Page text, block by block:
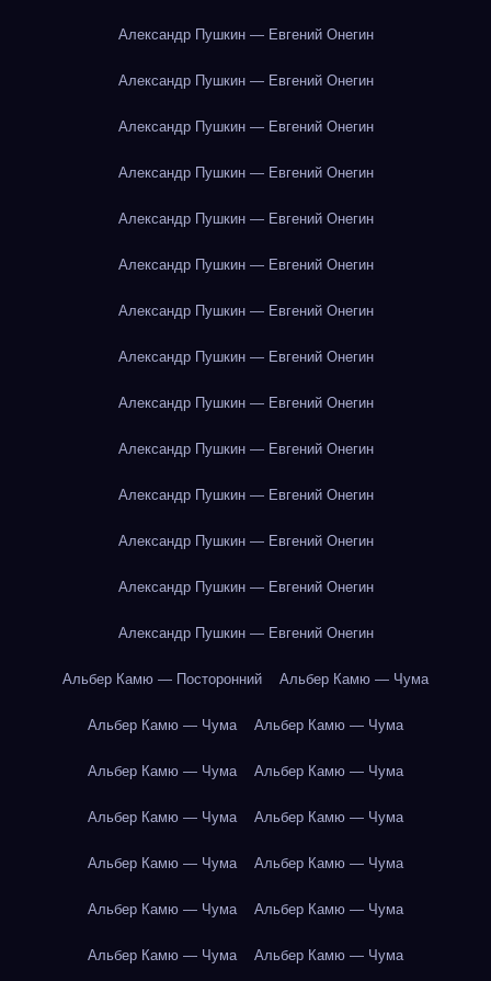
Александр Пушкин — Евгений Онегин
Александр Пушкин — Евгений Онегин
Александр Пушкин — Евгений Онегин
Александр Пушкин — Евгений Онегин
Александр Пушкин — Евгений Онегин
Александр Пушкин — Евгений Онегин
Александр Пушкин — Евгений Онегин
Александр Пушкин — Евгений Онегин
Александр Пушкин — Евгений Онегин
Александр Пушкин — Евгений Онегин
Александр Пушкин — Евгений Онегин
Александр Пушкин — Евгений Онегин
Александр Пушкин — Евгений Онегин
Александр Пушкин — Евгений Онегин
Альбер Камю — Посторонний Альбер Камю — Чума
Альбер Камю — Чума Альбер Камю — Чума
Альбер Камю — Чума Альбер Камю — Чума
Альбер Камю — Чума Альбер Камю — Чума
Альбер Камю — Чума Альбер Камю — Чума
Альбер Камю — Чума Альбер Камю — Чума
Альбер Камю — Чума Альбер Камю — Чума